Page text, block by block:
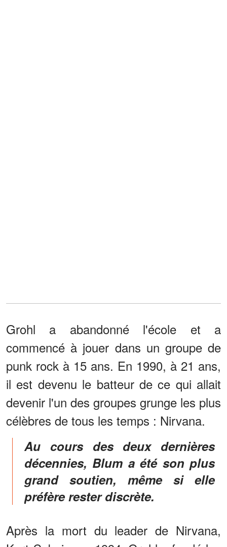
Grohl a abandonné l'école et a
commencé à jouer dans un groupe de
punk rock à 15 ans. En 1990, à 21 ans,
il est devenu le batteur de ce qui allait
devenir l'un des groupes grunge les plus
célèbres de tous les temps : Nirvana.
Au cours des deux dernières
décennies, Blum a été son plus
grand soutien, même si elle
préfère rester discrète.
Après la mort du leader de Nirvana,